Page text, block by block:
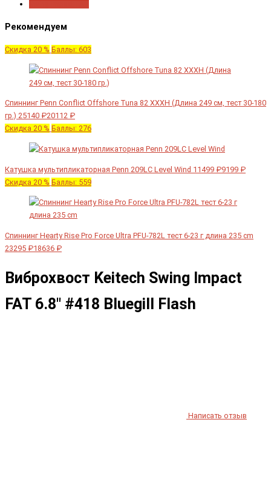
Рекомендуем
Скидка 20 % Баллы: 603
Спиннинг Penn Conflict Offshore Tuna 82 XXXH (Длина 249 см, тест 30-180
гр.) 25140 ₽20112 ₽
Скидка 20 % Баллы: 276
Катушка мультипликаторная Penn 209LC Level Wind 11499 ₽9199 ₽
Скидка 20 % Баллы: 559
Спиннинг Hearty Rise Pro Force Ultra PFU-782L тест 6-23 г длина 235 cm
23295 ₽18636 ₽
Виброхвост Keitech Swing Impact
FAT 6.8" #418 Bluegill Flash
Написать отзыв